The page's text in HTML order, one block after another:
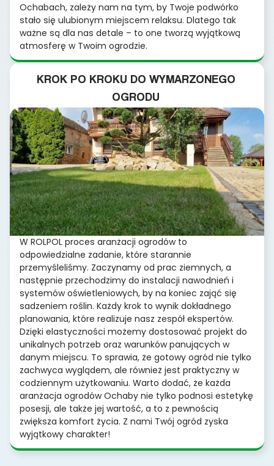
Ochabach, zależy nam na tym, by Twoje podwórko
stało się ulubionym miejscem relaksu. Dlatego tak
ważne są dla nas detale – to one tworzą wyjątkową
atmosferę w Twoim ogrodzie.
KROK PO KROKU DO WYMARZONEGO
OGRODU
W ROLPOL proces aranżacji ogrodów to
odpowiedzialne zadanie, które starannie
przemyśleliśmy. Zaczynamy od prac ziemnych, a
następnie przechodzimy do instalacji nawodnień i
systemów oświetleniowych, by na koniec zająć się
sadzeniem roślin. Każdy krok to wynik dokładnego
planowania, które realizuje nasz zespół ekspertów.
Dzięki elastyczności możemy dostosować projekt do
unikalnych potrzeb oraz warunków panujących w
danym miejscu. To sprawia, że gotowy ogród nie tylko
zachwyca wyglądem, ale również jest praktyczny w
codziennym użytkowaniu. Warto dodać, że każda
aranżacja ogrodów Ochaby nie tylko podnosi estetykę
posesji, ale także jej wartość, a to z pewnością
zwiększa komfort życia. Z nami Twój ogród zyska
wyjątkowy charakter!